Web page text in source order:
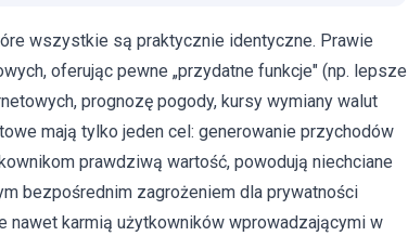
wszystkie są praktycznie identyczne. Prawie
oferując pewne „przydatne funkcje" (np. lepsze
prognozę pogody, kursy wymiany walut
mają tylko jeden cel: generowanie przychodów
prawdziwą wartość, powodują niechciane
bezpośrednim zagrożeniem dla prywatności
karmią użytkowników wprowadzającymi w